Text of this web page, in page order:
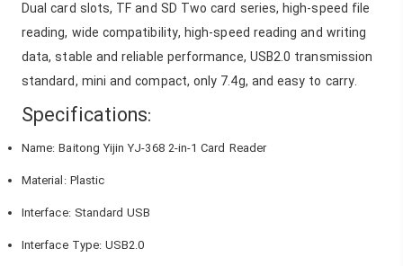
Dual card slots, TF and SD Two card series, high-speed file
reading, wide compatibility, high-speed reading and writing
data, stable and reliable performance, USB2.0 transmission
standard, mini and compact, only 7.4g, and easy to carry.
Specifications:
Name: Baitong Yijin YJ-368 2-in-1 Card Reader
Material: Plastic
Interface: Standard USB
Interface Type: USB2.0